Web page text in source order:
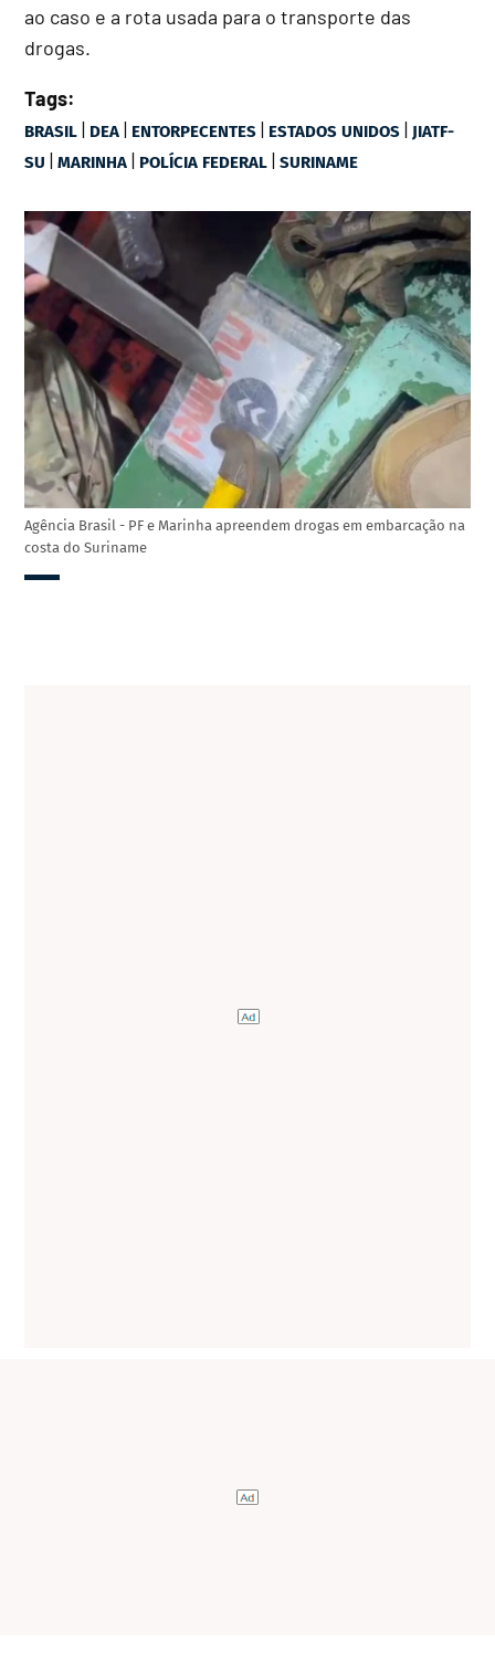
ao caso e a rota usada para o transporte das
drogas.
Tags:
BRASIL | DEA | ENTORPECENTES | ESTADOS UNIDOS | JIATF-
SU |MARINHA | POLÍCIA FEDERAL |SURINAME
Agência Brasil - PF e Marinha apreendem drogas em embarcação na
costa do Suriname